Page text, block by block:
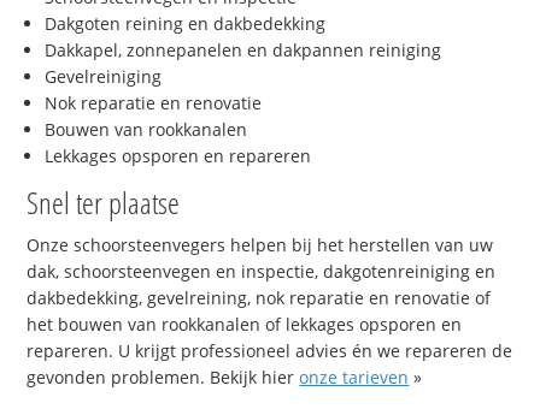
Dakgoten reining en dakbedekking
Dakkapel, zonnepanelen en dakpannen reiniging
Gevelreiniging
Nok reparatie en renovatie
Bouwen van rookkanalen
Lekkages opsporen en repareren
Snel ter plaatse
Onze schoorsteenvegers helpen bij het herstellen van uw
dak, schoorsteenvegen en inspectie, dakgotenreiniging en
dakbedekking, gevelreining, nok reparatie en renovatie of
het bouwen van rookkanalen of lekkages opsporen en
repareren. U krijgt professioneel advies én we repareren de
gevonden problemen. Bekijk hieronze tarieven »